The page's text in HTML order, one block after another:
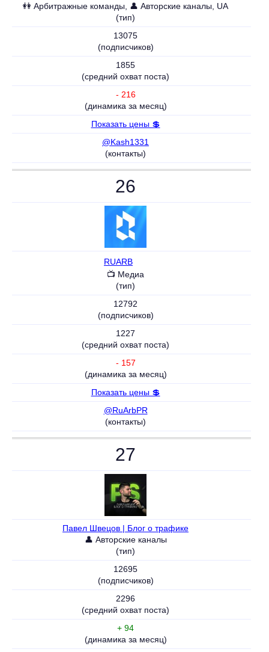
👭 Aрбитражные команды, 👤 Авторские каналы, UA
(тип)
13075
(подписчиков)
1855
(средний охват поста)
- 216
(динамика за месяц)
Показать цены 💲
@Kash1331
(контакты)
26
RUARB
📺 Медиа
(тип)
12792
(подписчиков)
1227
(средний охват поста)
- 157
(динамика за месяц)
Показать цены 💲
@RuArbPR
(контакты)
27
Павел Швецов | Блог о трафике
👤 Авторские каналы
(тип)
12695
(подписчиков)
2296
(средний охват поста)
+ 94
(динамика за месяц)